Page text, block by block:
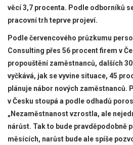
věcí 3,7 procenta. Podle odborníků
pracovní trh teprve projeví.
Podle červencového průzkumu
Consulting přes 56 procent firem v
propouštění zaměstnanců, dalších
vyčkává, jak se vyvine situace, 45
plánuje nábor nových zaměstnanců.
v Česku stoupá a podle odhadů
„Nezaměstnanost vzrostla, ale
nárůst. Tak to bude pravděpodobně
měsících, narůst bude ale spíše